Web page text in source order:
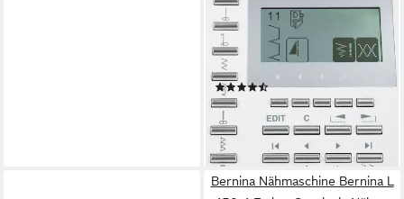
SINGER
Nähmaschine Quantum Stylist
9960, 600 Programme, 600
Stiche
(256)
ab 529,00 € UVP749,00 €
-29%
leider ausverkauft
Bernina Nähmaschine Bernina L